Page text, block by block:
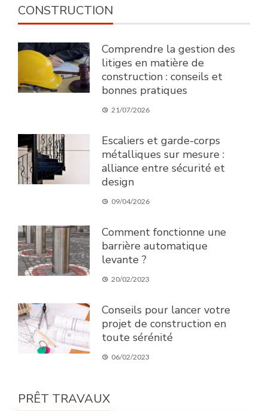
CONSTRUCTION
Comprendre la gestion des
litiges en matière de
construction : conseils et
bonnes pratiques
21/07/2026
Escaliers et garde-corps
métalliques sur mesure :
alliance entre sécurité et
design
09/04/2026
Comment fonctionne une
barrière automatique
levante ?
20/02/2023
Conseils pour lancer votre
projet de construction en
toute sérénité
06/02/2023
PRÊT TRAVAUX